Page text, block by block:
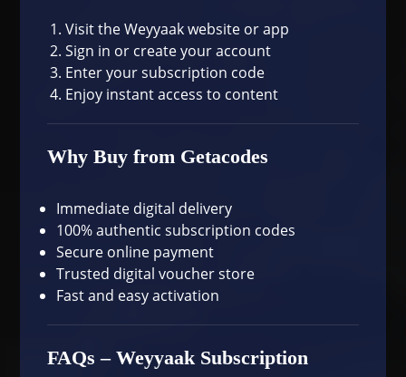
Visit the Weyyaakwebsite or app
Sign in or create your account
Enter your subscription code
Enjoy instant access to content
Why Buy from Getacodes
Immediate digital delivery
100% authentic subscription codes
Secure online payment
Trusted digital voucher store
Fast and easy activation
FAQs – Weyyaak Subscription